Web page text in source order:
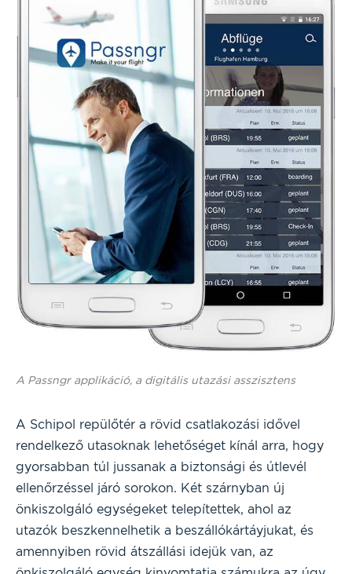
A Passngr applikáció, a digitális utazási asszisztens
A Schipol repülőtér a rövid csatlakozási idővel
rendelkező utasoknak lehetőséget kínál arra, hogy
gyorsabban túl jussanak a biztonsági és útlevél
ellenőrzéssel járó sorokon. Két szárnyban új
önkiszolgáló egységeket telepítettek, ahol az
utazók beszkennelhetik a beszállókártáyjukat, és
amennyiben rövid átszállási idejük van, az